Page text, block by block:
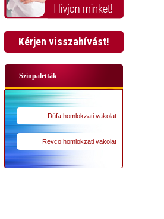
Kérjen visszahívást!
Színpaletták
Düfa homlokzati vakolat
Revco homlokzati vakolat